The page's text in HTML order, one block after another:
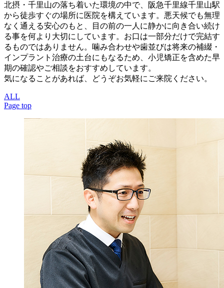
北摂・千里山の落ち着いた環境の中で、阪急千里線千里山駅
から徒歩すぐの場所に医院を構えています。悪天候でも無理
なく通える安心のもと、目の前の一人に静かに向き合い続け
る事を何より大切にしています。お口は一部分だけで完結す
るものではありません。噛み合わせや歯並びは将来の補綴・
インプラント治療の土台にもなるため、小児矯正を含めた早
期の確認やご相談をおすすめしています。
気になることがあれば、どうぞお気軽にご来院ください。
ALL
Page top